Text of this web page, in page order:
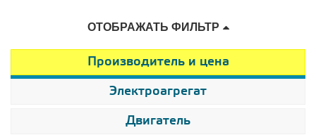
ОТОБРАЖАТЬ ФИЛЬТР
Производитель и цена
Электроагрегат
Двигатель